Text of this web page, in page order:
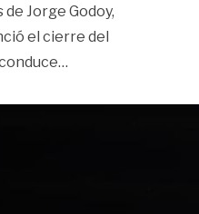
Jorge Godoy,
el cierre del
…